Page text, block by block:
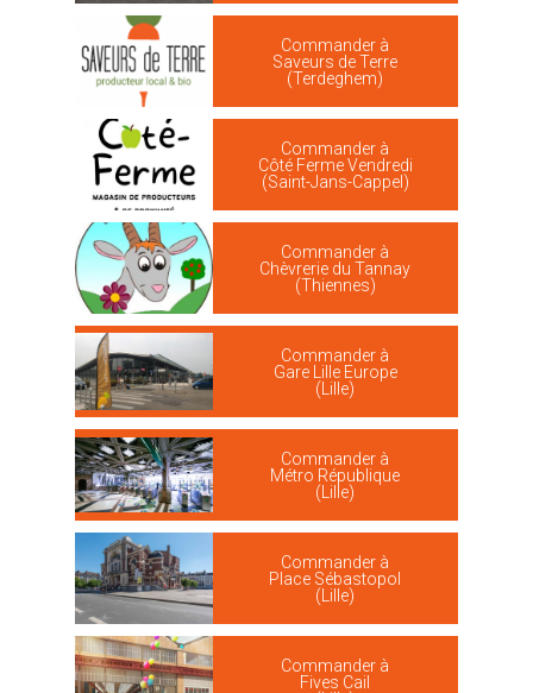
Commander à
Saveurs de Terre
(Terdeghem)
Commander à
Côté Ferme Vendredi
(Saint-Jans-Cappel)
Commander à
Chèvrerie du Tannay
(Thiennes)
Commander à
Gare Lille Europe
(Lille)
Commander à
Métro République
(Lille)
Commander à
Place Sébastopol
(Lille)
Commander à
Fives Cail